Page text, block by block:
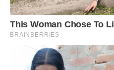
This Woman Chose To
BRAINBERRIES